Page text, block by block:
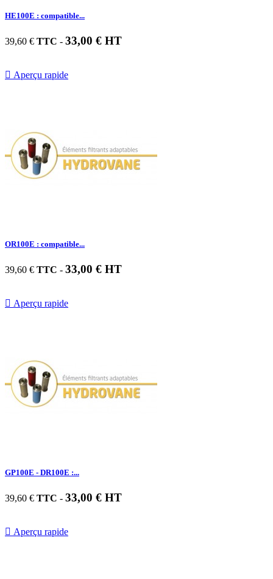
HE100E : compatible...
39,60 € TTC - 33,00 € HT
 Aperçu rapide
OR100E : compatible...
39,60 € TTC - 33,00 € HT
 Aperçu rapide
GP100E - DR100E :...
39,60 € TTC - 33,00 € HT
 Aperçu rapide